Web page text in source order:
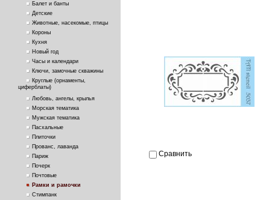
Балет и банты
Детские
Животные, насекомые, птицы
Короны
Кухня
Новый год
Часы и календари
Ключи, замочные скважины
Круглые (орнаменты,
циферблаты)
Любовь, ангелы, крылья
Морская тематика
Мужская тематика
Пасхальные
Плиточки
Прованс, лаванда
Париж
Почерк
Почтовые
Рамки и рамочки
Стимпанк
Сравнить